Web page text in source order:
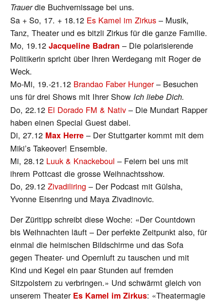
Trauerdie Buchvernissage bei uns.
Sa + So, 17. + 18.12 Es Kamel im Zirkus– Musik,
Tanz, Theater und es bitzli Zirkus für die ganze Familie.
Mo, 19.12Jacqueline Badran – Die polarisierende
Politikerin spricht über Ihren Werdegang mit Roger de
Weck.
Mo-Mi, 19.-21.12 Brandao Faber Hunger– Besuchen
uns für drei Shows mit Ihrer Show Ich liebe Dich.
Do, 22.12 El Dorado FM & Nativ – Die Mundart Rapper
haben einen Special Guest dabei.
Di, 27.12 Max Herre – Der Stuttgarter kommt mit dem
Miki’s Takeover! Ensemble.
Mi, 28.12 Luuk & Knackeboul – Feiern bei uns mit
ihrem Pottcast die grosse Weihnachtsshow.
Do, 29.12Zivadiliring – Der Podcast mit Gülsha,
Yvonne Eisenring und Maya Zivadinovic.
Der Züritipp schreibt diese Woche: «Der Countdown
bis Weihnachten läuft – Der perfekte Zeitpunkt also, für
einmal die heimischen Bildschirme und das Sofa
gegen Theater- und Opernluft zu tauschen und mit
Kind und Kegel ein paar Stunden auf fremden
Sitzpolstern zu verbringen.» Und schwärmt gleich von
unserem Theater Es Kamel im Zirkus: «Theatermagie